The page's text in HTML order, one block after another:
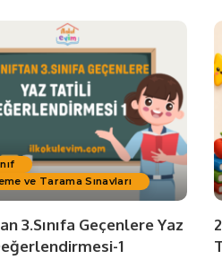
ve Tarama Sınavları
3.Sınıfa Geçenlere Yaz
1